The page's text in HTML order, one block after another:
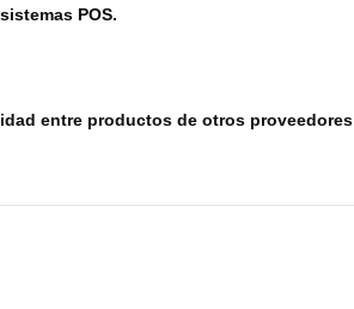
POS.
entre productos de otros proveedores